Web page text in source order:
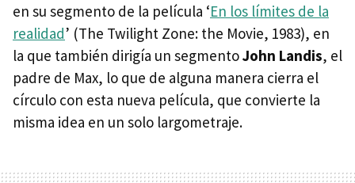
en su segmento de la película ‘En los límites de la
realidad’ (The Twilight Zone: the Movie, 1983), en
la que también dirigía un segmentoJohn Landis, el
padre de Max, lo que de alguna manera cierra el
círculo con esta nueva película, que convierte la
misma idea en un solo largometraje.